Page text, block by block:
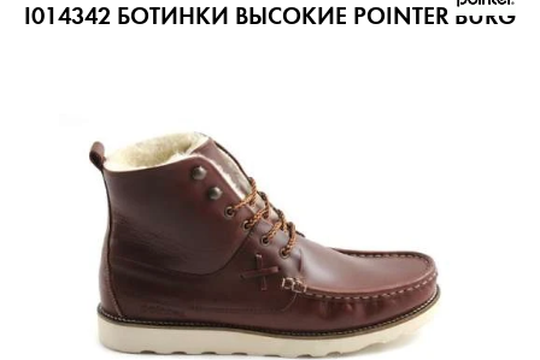
I014342 БОТИНКИ ВЫСОКИЕ POINTER BURG